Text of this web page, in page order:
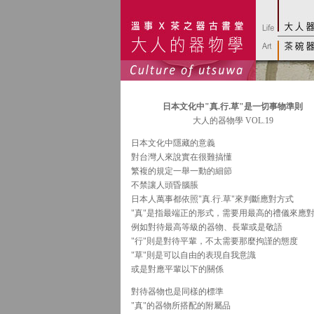
日本文化中"真.行.草"是一切事物準則
大人的器物學 VOL.19
日本文化中隱藏的意義
對台灣人來說實在很難搞懂
繁複的規定一舉一動的細節
不禁讓人頭昏腦脹
日本人萬事都依照"真.行.草"來判斷應對方式
"真"是指最端正的形式，需要用最高的禮儀來應對
例如對待最高等級的器物、長輩或是敬語
"行"則是對待平輩，不太需要那麼拘謹的態度
"草"則是可以自由的表現自我意識
或是對應平輩以下的關係
對待器物也是同樣的標準
"真"的器物所搭配的附屬品